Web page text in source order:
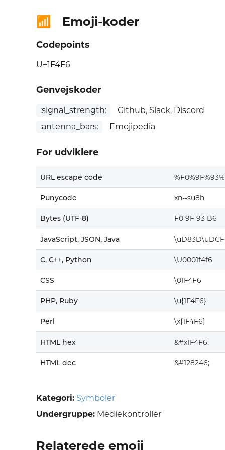
📶 Emoji-koder
Codepoints
U+1F4F6
Genvejskoder
:signal_strength:
Github, Slack, Discord
:antenna_bars:
Emojipedia
For udviklere
URL escape code
Punycode xn--su8h
Bytes (UTF-8) F0 9F 93 B6
JavaScript, JSON, Java
C, C++, Python \U0001f4f6
CSS \01F4F6
PHP, Ruby \u{1F4F6}
Perl \x{1F4F6}
HTML hex &#x1F4F6;
HTML dec &#128246;
Kategori: Symboler
Undergruppe: Mediekontroller
Relaterede emoji